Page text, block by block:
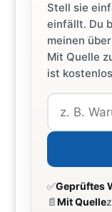
Stell sie
einfällt. Du
meinen
Mit Quelle
ist
✅Geprüftes
📄Mit Quelle